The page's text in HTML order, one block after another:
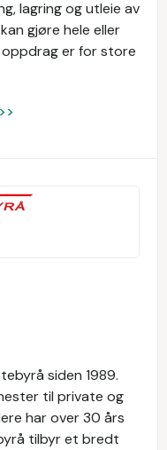
lagring og utleie av
gjøre hele eller
er for store
siden 1989.
til private og
har over 30 års
tilbyr et bredt